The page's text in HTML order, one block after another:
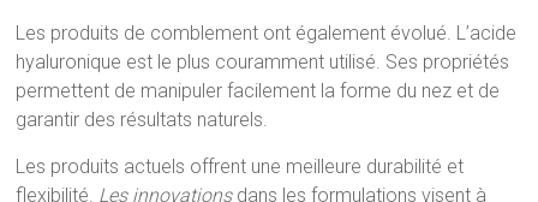
Les produits de comblement ont également évolué. L’acide
hyaluronique est le plus couramment utilisé. Ses propriétés
permettent de manipuler facilement la forme du nez et de
garantir des résultats naturels.
Les produits actuels offrent une meilleure durabilité et
flexibilité. Les innovationsdans les formulations visent à